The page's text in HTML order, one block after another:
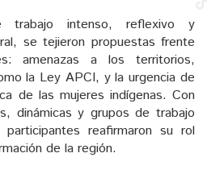
trabajo intenso, reflexivo y
se tejieron propuestas frente
amenazas a los territorios,
la Ley APCI, y la urgencia de
de las mujeres indígenas. Con
dinámicas y grupos de trabajo
reafirmaron su rol
de la región.